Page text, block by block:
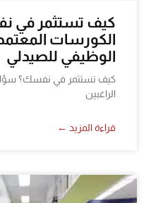
كيف تستثمر في
الكورسات
الوظيفي للصيدلي
كيف تستثمر في نفسك؟
الراغبين
قراءة المزيد ←